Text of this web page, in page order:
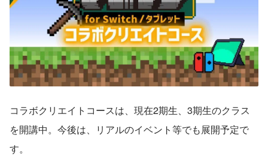
コラボクリエイトコースは、現在2期生、3期生のクラス
を開講中。今後は、リアルのイベント等でも展開予定で
す。